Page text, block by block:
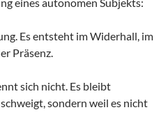
Es entsteht im Widerhall, im
Präsenz.
sich nicht. Es bleibt
sondern weil es nicht